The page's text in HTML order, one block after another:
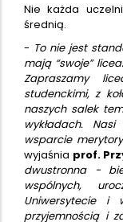
Nie każda
średnią.
- To nie jest
mają “swoje”
Zapraszamy
studenckimi, z
naszych salek
wykładach.
wsparcie
wyjaśnia prof.
dwustronna -
wspólnych,
Uniwersytecie i
przyjemnością i